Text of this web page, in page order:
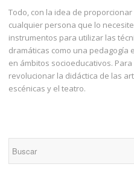
Todo, con la idea de proporcionar
cualquier persona que lo necesite
instrumentos para utilizar las
dramáticas como una pedagogía
en ámbitos socioeducativos. Para
revolucionar la didáctica de las
escénicas y el teatro.